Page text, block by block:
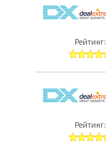
Рейтинг:
Рейтинг: